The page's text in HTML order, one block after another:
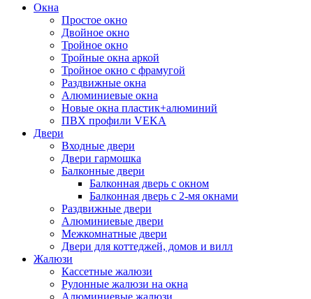
Окна
Простое окно
Двойное окно
Тройное окно
Тройные окна аркой
Тройное окно с фрамугой
Раздвижные окна
Алюминиевые окна
Новые окна пластик+алюминий
ПВХ профили VEKA
Двери
Входные двери
Двери гармошка
Балконные двери
Балконная дверь с окном
Балконная дверь с 2-мя окнами
Раздвижные двери
Алюминиевые двери
Межкомнатные двери
Двери для коттеджей, домов и вилл
Жалюзи
Кассетные жалюзи
Рулонные жалюзи на окна
Алюминиевые жалюзи